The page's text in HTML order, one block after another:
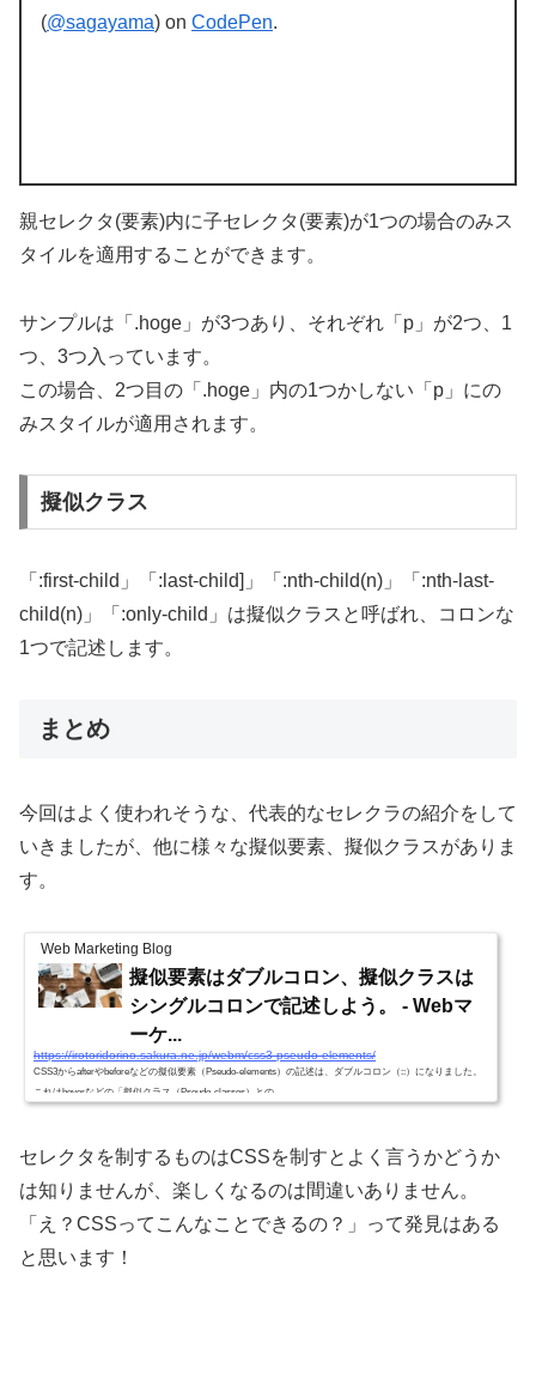
(@sagayama) on CodePen.
親セレクタ(要素)内に子セレクタ(要素)が1つの場合のみス
タイルを適用することができます。
サンプルは「.hoge」が3つあり、それぞれ「p」が2つ、1
つ、3つ入っています。
この場合、2つ目の「.hoge」内の1つかしない「p」にの
みスタイルが適用されます。
擬似クラス
「:first-child」「 :last-child]」「 :nth-child(n)」「 :nth-last-
child(n)」「 :only-child」は擬似クラスと呼ばれ、コロンな
1つで記述します。
まとめ
今回はよく使われそうな、代表的なセレクラの紹介をして
いきましたが、他に様々な擬似要素、擬似クラスがありま
す。
Web Marketing Blog
擬似要素はダブルコロン、擬似クラスは
シングルコロンで記述しよう。 - Webマ
ーケ...
https://irotoridorino.sakura.ne.jp/webm/css3-pseudo-elements/
CSS3からafterやbeforeなどの擬似要素（Pseudo-elements）の記述は、ダブルコロン（::）になりました。
これはhoverなどの「擬似クラス（Pseudo-classes）との ...
セレクタを制するものはCSSを制すとよく言うかどうか
は知りませんが、楽しくなるのは間違いありません。
「え？CSSってこんなことできるの？」って発見はある
と思います！